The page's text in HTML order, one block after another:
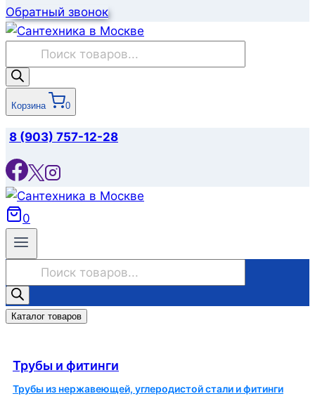
Обратный звонок
товаров
Корзина 0
8 (903) 757-12-28
0
товаров
Каталог товаров
Трубы и фитинги
Трубы из нержавеющей, углеродистой стали и фитинги